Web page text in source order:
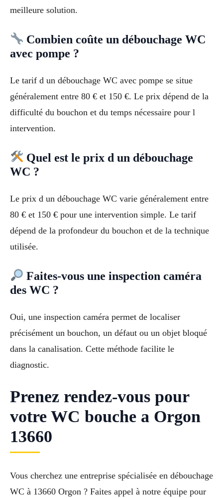
meilleure solution.
Combien coûte un débouchage WC
avec pompe ?
Le tarif d un débouchage WC avec pompe se situe
généralement entre 80 € et 150 €. Le prix dépend de la
difficulté du bouchon et du temps nécessaire pour l
intervention.
Quel est le prix d un débouchage
WC ?
Le prix d un débouchage WC varie généralement entre
80 € et 150 € pour une intervention simple. Le tarif
dépend de la profondeur du bouchon et de la technique
utilisée.
Faites-vous une inspection caméra
des WC ?
Oui, une inspection caméra permet de localiser
précisément un bouchon, un défaut ou un objet bloqué
dans la canalisation. Cette méthode facilite le
diagnostic.
Prenez rendez-vous pour
votre WC bouche a Orgon
13660
Vous cherchez une entreprise spécialisée en débouchage
WC à 13660 Orgon ? Faites appel à notre équipe pour